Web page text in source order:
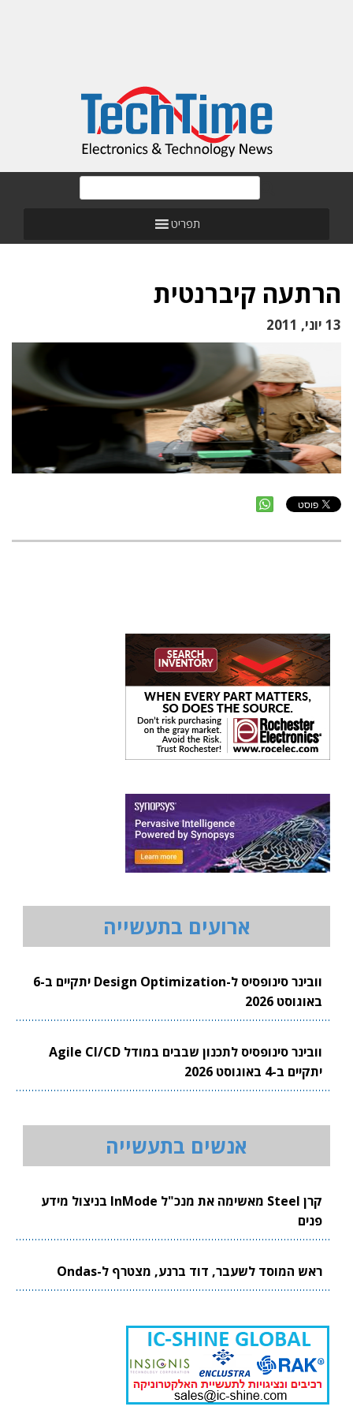
תפריט
הרתעה קיברנטית
13 יוני, 2011
ארועים בתעשייה
וובינר סינופסיס ל-Design Optimization יתקיים ב-6
באוגוסט 2026
וובינר סינופסיס לתכנון שבבים במודל Agile CI/CD
יתקיים ב-4 באוגוסט 2026
אנשים בתעשייה
קרן Steel מאשימה את מנכ"ל InMode בניצול מידע
פנים
ראש המוסד לשעבר, דוד ברנע, מצטרף ל-Ondas